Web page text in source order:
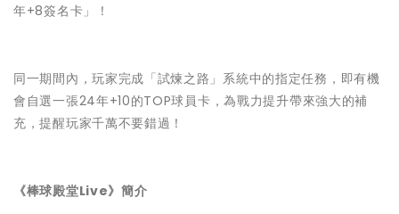
年+8簽名卡」！
同一期間內，玩家完成「試煉之路」系統中的指定任務，即有機
會自選一張24年+10的TOP球員卡，為戰力提升帶來強大的補
充，提醒玩家千萬不要錯過！
《棒球殿堂Live》簡介